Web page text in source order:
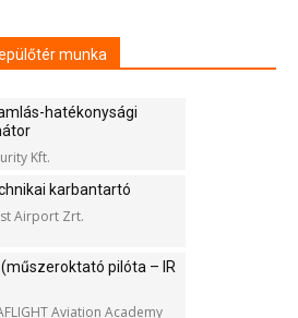
munka
hatékonysági
Kft.
karbantartó
Airport Zrt.
pilóta – IR
Aviation Academy